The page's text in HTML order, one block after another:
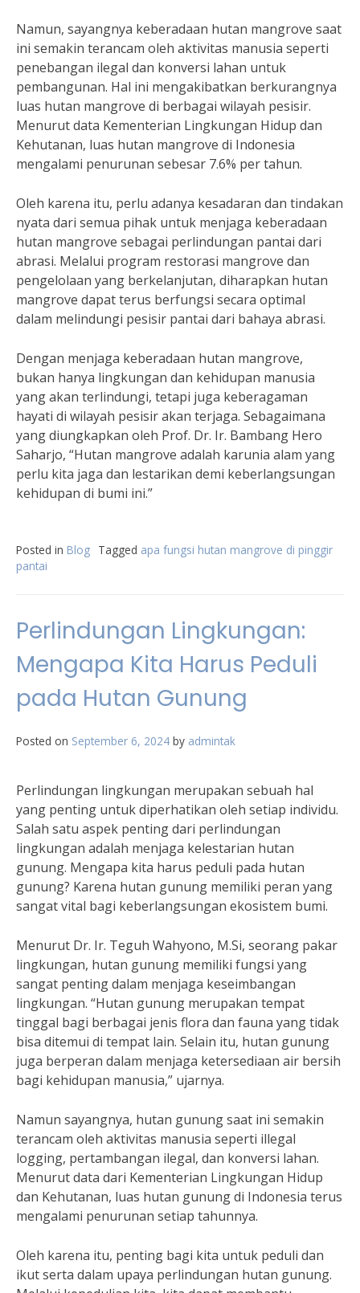
Namun, sayangnya keberadaan hutan mangrove saat
ini semakin terancam oleh aktivitas manusia seperti
penebangan ilegal dan konversi lahan untuk
pembangunan. Hal ini mengakibatkan berkurangnya
luas hutan mangrove di berbagai wilayah pesisir.
Menurut data Kementerian Lingkungan Hidup dan
Kehutanan, luas hutan mangrove di Indonesia
mengalami penurunan sebesar 7.6% per tahun.
Oleh karena itu, perlu adanya kesadaran dan tindakan
nyata dari semua pihak untuk menjaga keberadaan
hutan mangrove sebagai perlindungan pantai dari
abrasi. Melalui program restorasi mangrove dan
pengelolaan yang berkelanjutan, diharapkan hutan
mangrove dapat terus berfungsi secara optimal
dalam melindungi pesisir pantai dari bahaya abrasi.
Dengan menjaga keberadaan hutan mangrove,
bukan hanya lingkungan dan kehidupan manusia
yang akan terlindungi, tetapi juga keberagaman
hayati di wilayah pesisir akan terjaga. Sebagaimana
yang diungkapkan oleh Prof. Dr. Ir. Bambang Hero
Saharjo, “Hutan mangrove adalah karunia alam yang
perlu kita jaga dan lestarikan demi keberlangsungan
kehidupan di bumi ini.”
Posted in Blog Tagged apa fungsi hutan mangrove di pinggir
pantai
Perlindungan Lingkungan:
Mengapa Kita Harus Peduli
pada Hutan Gunung
Posted on September 6, 2024 by admintak
Perlindungan lingkungan merupakan sebuah hal
yang penting untuk diperhatikan oleh setiap individu.
Salah satu aspek penting dari perlindungan
lingkungan adalah menjaga kelestarian hutan
gunung. Mengapa kita harus peduli pada hutan
gunung? Karena hutan gunung memiliki peran yang
sangat vital bagi keberlangsungan ekosistem bumi.
Menurut Dr. Ir. Teguh Wahyono, M.Si, seorang pakar
lingkungan, hutan gunung memiliki fungsi yang
sangat penting dalam menjaga keseimbangan
lingkungan. “Hutan gunung merupakan tempat
tinggal bagi berbagai jenis flora dan fauna yang tidak
bisa ditemui di tempat lain. Selain itu, hutan gunung
juga berperan dalam menjaga ketersediaan air bersih
bagi kehidupan manusia,” ujarnya.
Namun sayangnya, hutan gunung saat ini semakin
terancam oleh aktivitas manusia seperti illegal
logging, pertambangan ilegal, dan konversi lahan.
Menurut data dari Kementerian Lingkungan Hidup
dan Kehutanan, luas hutan gunung di Indonesia terus
mengalami penurunan setiap tahunnya.
Oleh karena itu, penting bagi kita untuk peduli dan
ikut serta dalam upaya perlindungan hutan gunung.